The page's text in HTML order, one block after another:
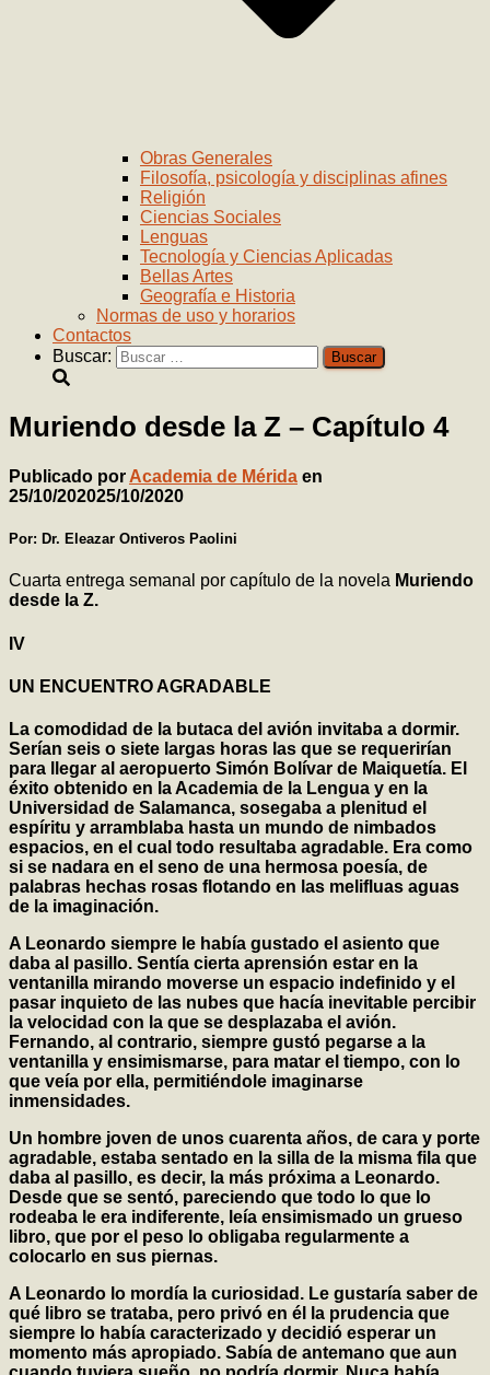
Obras Generales
Filosofía, psicología y disciplinas afines
Religión
Ciencias Sociales
Lenguas
Tecnología y Ciencias Aplicadas
Bellas Artes
Geografía e Historia
Normas de uso y horarios
Contactos
Buscar:
Muriendo desde la Z – Capítulo 4
Publicado por Academia de Mérida en
25/10/202025/10/2020
Por: Dr. Eleazar Ontiveros Paolini
Cuarta entrega semanal por capítulo de la novela Muriendo
desde la Z.
IV
UN ENCUENTRO AGRADABLE
La comodidad de la butaca del avión invitaba a dormir.
Serían seis o siete largas horas las que se requerirían
para llegar al aeropuerto Simón Bolívar de Maiquetía. El
éxito obtenido en la Academia de la Lengua y en la
Universidad de Salamanca, sosegaba a plenitud el
espíritu y arramblaba hasta un mundo de nimbados
espacios, en el cual todo resultaba agradable. Era como
si se nadara en el seno de una hermosa poesía, de
palabras hechas rosas flotando en las melifluas aguas
de la imaginación.
A Leonardo siempre le había gustado el asiento que
daba al pasillo. Sentía cierta aprensión estar en la
ventanilla mirando moverse un espacio indefinido y el
pasar inquieto de las nubes que hacía inevitable percibir
la velocidad con la que se desplazaba el avión.
Fernando, al contrario, siempre gustó pegarse a la
ventanilla y ensimismarse, para matar el tiempo, con lo
que veía por ella, permitiéndole imaginarse
inmensidades.
Un hombre joven de unos cuarenta años, de cara y porte
agradable, estaba sentado en la silla de la misma fila que
daba al pasillo, es decir, la más próxima a Leonardo.
Desde que se sentó, pareciendo que todo lo que lo
rodeaba le era indiferente, leía ensimismado un grueso
libro, que por el peso lo obligaba regularmente a
colocarlo en sus piernas.
A Leonardo lo mordía la curiosidad. Le gustaría saber de
qué libro se trataba, pero privó en él la prudencia que
siempre lo había caracterizado y decidió esperar un
momento más apropiado. Sabía de antemano que aun